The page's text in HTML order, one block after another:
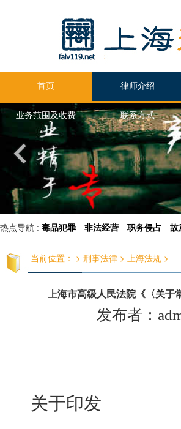
首页 律师介绍
业务范围及收费 联系方式
热点导航 : 毒品犯罪 非法经营 职务侵占 故
当前位置： > 刑事法律 > 上海法规 >
上海市高级人民法院《〈关
发布者：
关于印发